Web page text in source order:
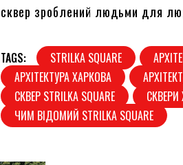
сквер зроблений людьми для
TAGS: STRILKA SQUARE
АРХІТЕКТУРА ХАРКОВА
СКВЕР STRILKA SQUARE
ЧИМ ВІДОМИЙ STRILKA SQUARE